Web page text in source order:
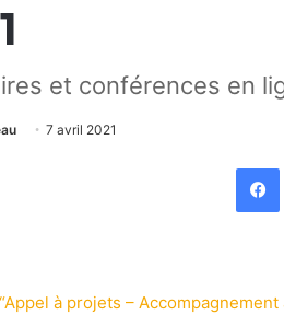
et conférences en
7 avril 2021
à projets –